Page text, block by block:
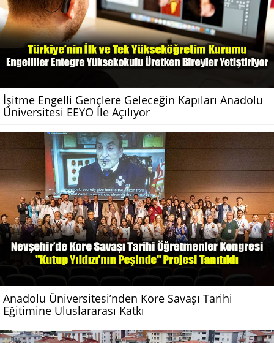
İşitme Engelli Gençlere Geleceğin Kapıları Anadolu
Üniversitesi EEYO İle Açılıyor
Anadolu Üniversitesi’nden Kore Savaşı Tarihi
Eğitimine Uluslararası Katkı